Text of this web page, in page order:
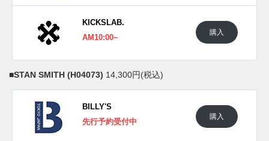
KICKSLAB.
AM10:00~
購入
■STAN SMITH (H04073) 14,300円(税込)
BILLY'S
先行予約受付中
購入